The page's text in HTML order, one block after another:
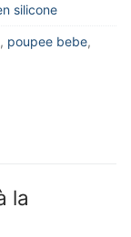
silicone
, poupee bebe,
la